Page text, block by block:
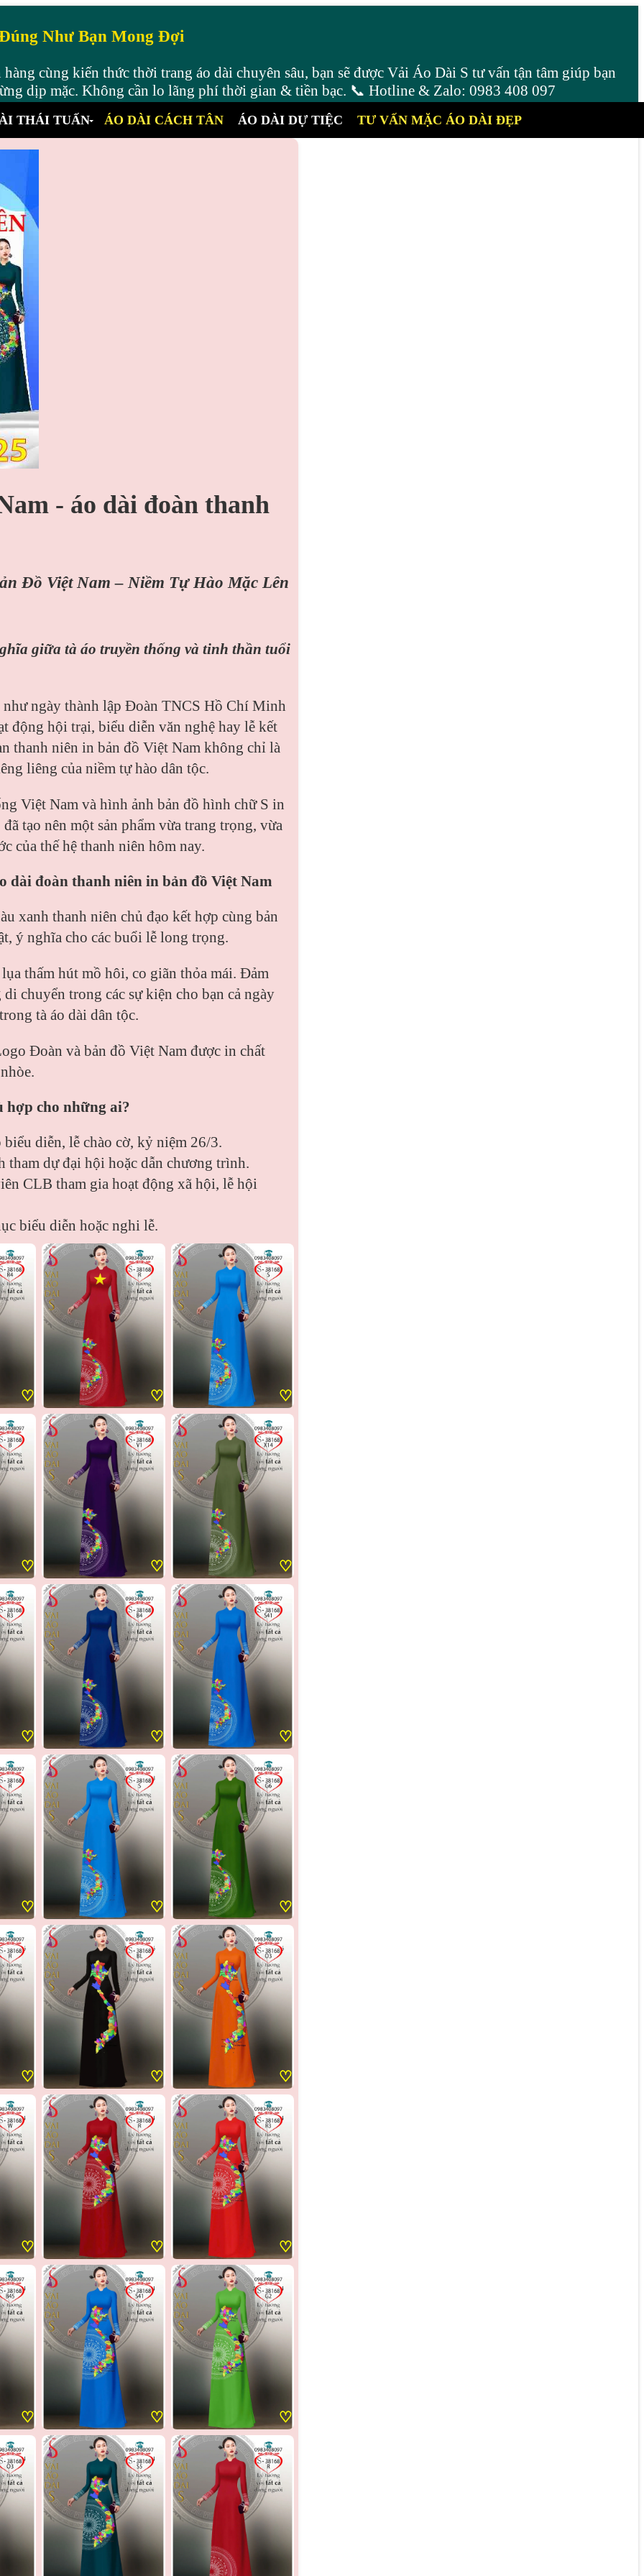
Như Bạn Mong Đợi
cùng kiến thức thời trang áo dài chuyên sâu, bạn sẽ được Vải Áo Dài S tư vấn tận tâm giúp bạn
dịp mặc. Không cần lo lãng phí thời gian & tiền bạc. 📞 Hotline & Zalo: 0983 408 097
THÁI TUẤN ÁO DÀI CÁCH TÂN ÁO DÀI DỰ TIỆC TƯ VẤN MẶC ÁO DÀI ĐẸP
- áo dài đoàn thanh
Đồ Việt Nam – Niềm Tự Hào Mặc Lên
giữa tà áo truyền thống và tinh thần tuổi
ngày thành lập Đoàn TNCS Hồ Chí Minh
động hội trại, biểu diễn văn nghệ hay lễ kết
thanh niên in bản đồ Việt Nam không chỉ là
liêng của niềm tự hào dân tộc.
Việt Nam và hình ảnh bản đồ hình chữ S in
tạo nên một sản phẩm vừa trang trọng, vừa
của thế hệ thanh niên hôm nay.
dài đoàn thanh niên in bản đồ Việt Nam
xanh thanh niên chủ đạo kết hợp cùng bản
ý nghĩa cho các buổi lễ long trọng.
thấm hút mồ hôi, co giãn thỏa mái. Đảm
chuyển trong các sự kiện cho bạn cả ngày
tà áo dài dân tộc.
Đoàn và bản đồ Việt Nam được in chất
hợp cho những ai?
diễn, lễ chào cờ, kỷ niệm 26/3.
dự đại hội hoặc dẫn chương trình.
CLB tham gia hoạt động xã hội, lễ hội
biểu diễn hoặc nghi lễ.
♡ ♡ ♡
♡ ♡ ♡
♡ ♡ ♡
♡ ♡ ♡
♡ ♡ ♡
♡ ♡ ♡
♡ ♡ ♡